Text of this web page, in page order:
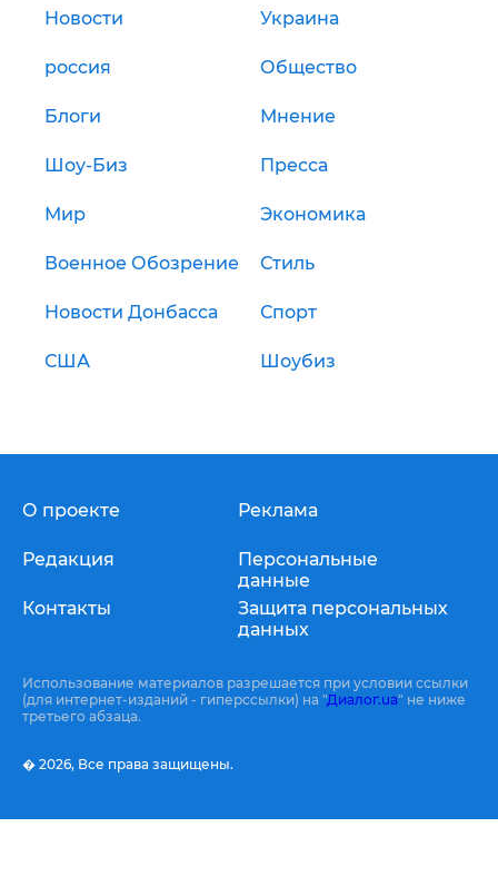
Новости Украина
россия Общество
Блоги Мнение
Шоу-Биз Пресса
Мир Экономика
Военное Обозрение Стиль
Новости Донбасса Спорт
США Шоубиз
О проекте
Редакция
Контакты
Реклама
Персональные
данные
Защита персональных
данных
Использование материалов разрешается при условии ссылки
(для интернет-изданий - гиперссылки) на "Диалог.ua" не ниже
третьего абзаца.
� 2026, Все права защищены.